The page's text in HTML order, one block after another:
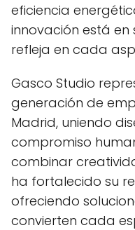
eficiencia
innovación está en
refleja en cada
Gasco Studio
generación de
Madrid, uniendo
compromiso
combinar
ha fortalecido su
ofreciendo
convierten cada